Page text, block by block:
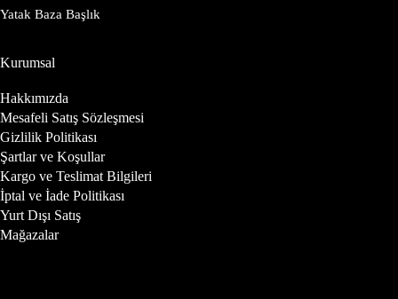
Yatak Baza Başlık
Kurumsal
Hakkımızda
Mesafeli Satış Sözleşmesi
Gizlilik Politikası
Şartlar ve Koşullar
Kargo ve Teslimat Bilgileri
İptal ve İade Politikası
Yurt Dışı Satış
Mağazalar